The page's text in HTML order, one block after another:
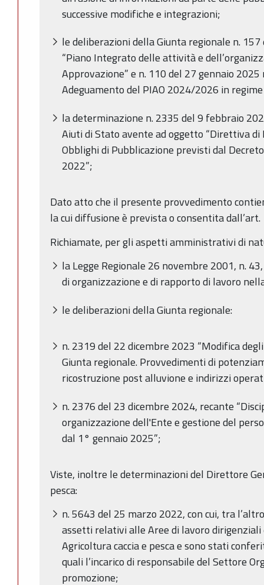
successive modifiche e integrazioni;
le deliberazioni della Giunta regionale n.
“Piano Integrato delle attività e
Approvazione” e n. 110 del 27 gennaio 2025
Adeguamento del PIAO 2024/2026 in
la determinazione n. 2335 del 9 febbraio
Aiuti di Stato avente ad oggetto “Direttiva
Obblighi di Pubblicazione previsti dal
2022”;
Dato atto che il presente provvedimento
la cui diffusione è prevista o consentita
Richiamate, per gli aspetti amministrativi di
la Legge Regionale 26 novembre 2001, n.
di organizzazione e di rapporto di lavoro
le deliberazioni della Giunta regionale:
n. 2319 del 22 dicembre 2023 “Modifica
Giunta regionale. Provvedimenti di
ricostruzione post alluvione e indirizzi
n. 2376 del 23 dicembre 2024, recante
organizzazione dell'Ente e gestione del
dal 1° gennaio 2025”;
Viste, inoltre le determinazioni del Direttore
pesca:
n. 5643 del 25 marzo 2022, con cui, tra
assetti relativi alle Aree di lavoro
Agricoltura caccia e pesca e sono stati
quali l’incarico di responsabile del Settore
promozione;